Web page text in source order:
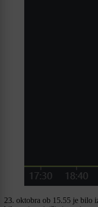
23. oktobra ob 15.55 je bilo